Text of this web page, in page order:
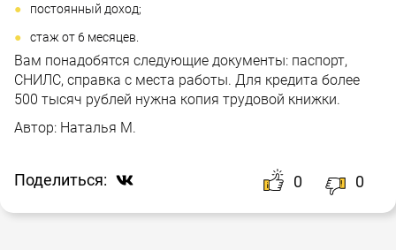
постоянный доход;
стаж от 6 месяцев.
Вам понадобятся следующие документы: паспорт,
СНИЛС, справка с места работы. Для кредита более
500 тысяч рублей нужна копия трудовой книжки.
Автор: Наталья М.
Поделиться: 0 0